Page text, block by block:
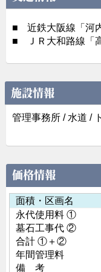
■
近鉄大阪線「河
■
ＪＲ大和路線
施設情報
管理事務所 / 水道 /
価格情報
面積・区画名
永代使用料 ①
墓石工事代 ②
合計 ①＋②
年間管理料
備 考